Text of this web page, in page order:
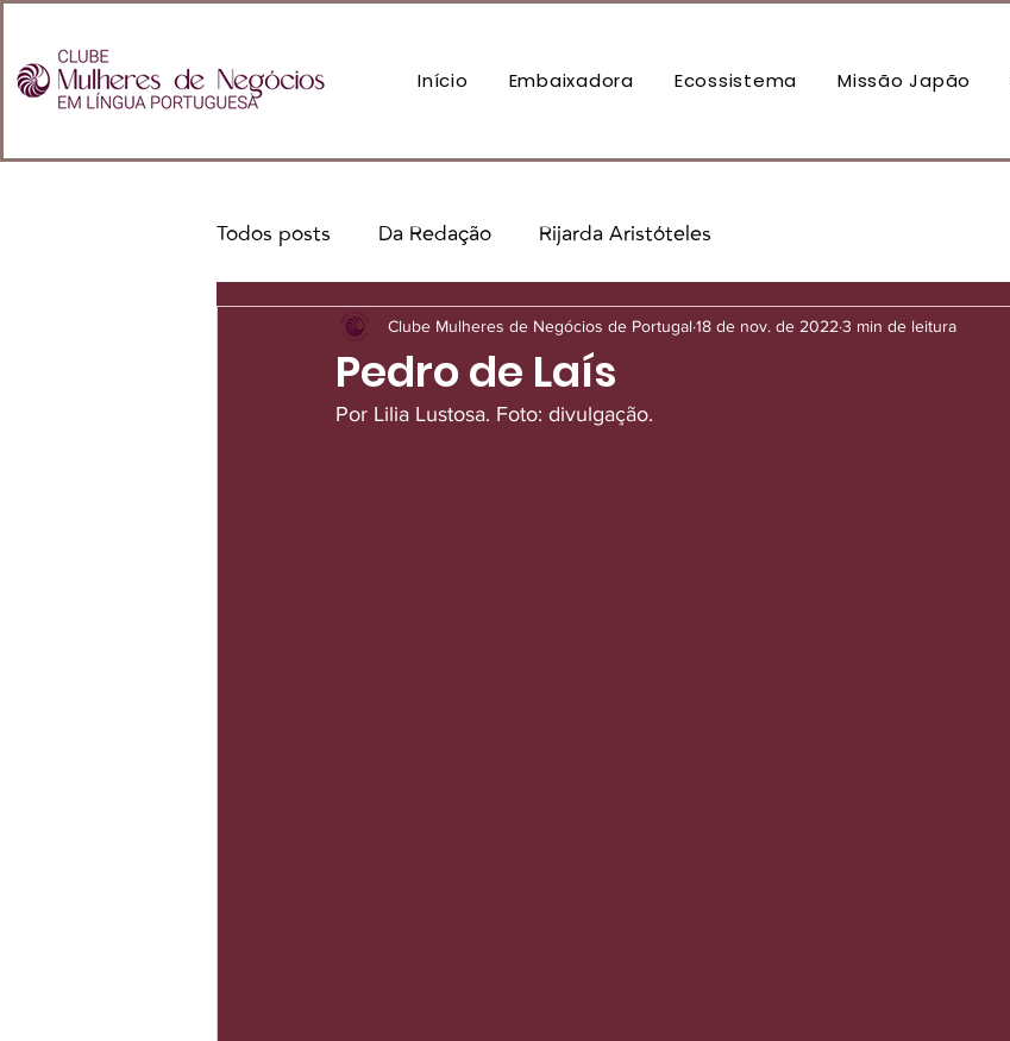
Início Embaixadora Ecossistema Missão Japão
Todos posts Da Redação Rijarda Aristóteles
Pedro de Laís
Clube Mulheres de Negócios de Portugal 18 de nov. de 2022 3 min de leitura
Por Lilia Lustosa. Foto: divulgação.